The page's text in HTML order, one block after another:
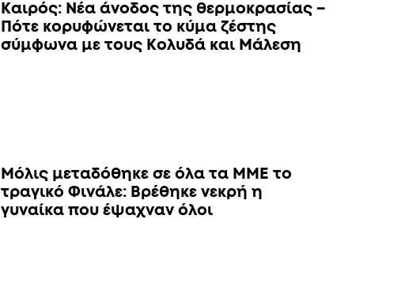
Καιρός: Νέα άνοδος της θερμοκρασίας –
Πότε κορυφώνεται το κύμα ζέστης
σύμφωνα με τους Κολυδά και Μάλεση
Μόλις μεταδόθηκε σε όλα τα ΜΜΕ το
τραγικό Φινάλε: Βρέθηκε νεκρή η
γυναίκα που έψαχναν όλοι